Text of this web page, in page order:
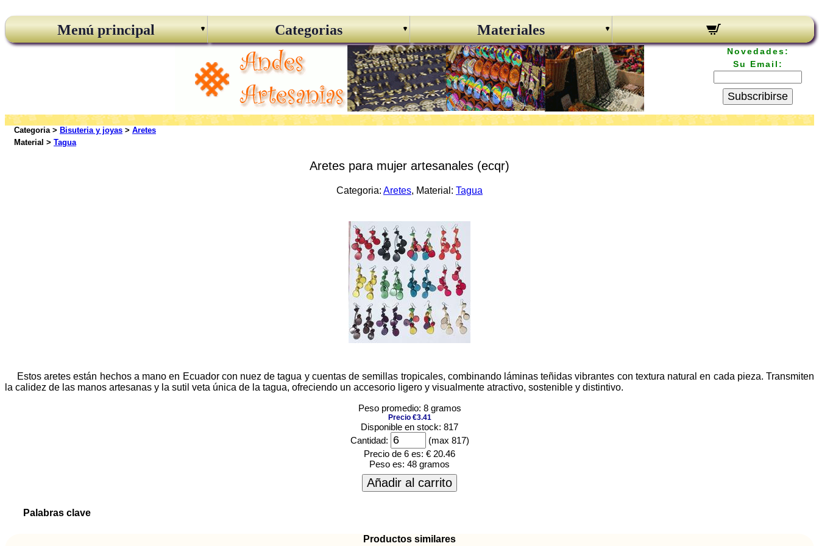
Menú principal Categorias Materiales
Novedades:
Su Email:
Subscribirse
Categoria > Bisuteria y joyas > Aretes
Material > Tagua
Aretes para mujer artesanales (ecqr)
Categoria: Aretes, Material: Tagua
Estos aretes están hechos a mano en Ecuador con nuez de tagua y cuentas de semillas tropicales, combinando láminas teñidas vibrantes con textura natural en cada pieza. Transmiten
la calidez de las manos artesanas y la sutil veta única de la tagua, ofreciendo un accesorio ligero y visualmente atractivo, sostenible y distintivo.
Peso promedio: 8 gramos
Precio €3.41
Disponible en stock: 817
Cantidad:
(max 817)
Precio de 6 es: € 20.46
Peso es: 48 gramos
Añadir al carrito
Palabras clave
Productos similares